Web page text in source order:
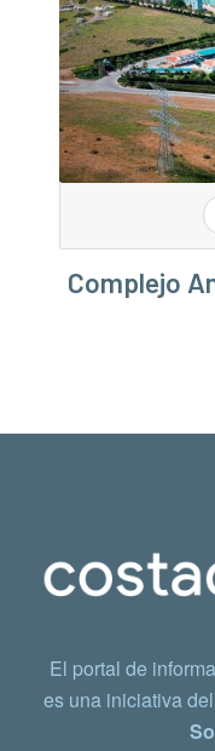
Complejo
El portal de
es una iniciativa